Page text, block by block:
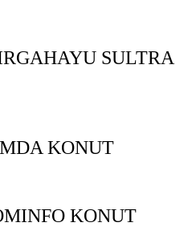
SULTRA
KONUT
KONUT